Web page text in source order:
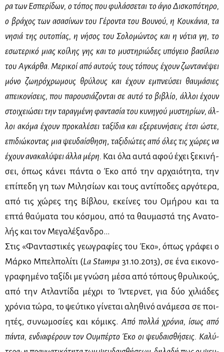
ρα των Εσπε­ρί­δων, ο τό­πος που φυ­λάσ­σε­ται το άγιο Δι­σκο­πό­τη­ρο,
ο βρά­χος των ασα­σί­νων του Γέ­ρο­ντα του Βου­νού, η Κου­κά­νια, τα
νη­σιά της ου­το­πί­ας, η νή­σος του Σο­λο­μώ­ντος και η νό­τια γη, το
εσω­τε­ρι­κό μιας κοί­λης γης και το μυ­στη­ριώ­δες υπό­γειο βα­σί­λειο
του Αγκάρ­θα. Με­ρι­κοί από αυ­τούς τους τό­πους έχουν ζω­ντα­νέ­ψει
μό­νο ζω­η­ρό­χρω­μους θρύ­λους και έχουν εμπνεύ­σει θαυ­μά­σιες
απει­κο­νί­σεις, που πα­ρου­σιά­ζο­νται σε αυ­τό το βι­βλίο, άλ­λοι έχουν
στοι­χειώ­σει την τα­ραγ­μέ­νη φα­ντα­σία του κυ­νη­γού μυ­στη­ρί­ων, άλ­
λοι ακό­μα έχουν προ­κα­λέ­σει τα­ξί­δια και εξε­ρευ­νή­σεις έτσι ώστε,
επι­διώ­κο­ντας μια ψευ­δαί­σθη­ση, τα­ξι­διώ­τες από όλες τις χώ­ρες να
έχουν ανα­κα­λύ­ψει άλ­λα μέ­ρη. Και όλα αυ­τά αφού έχει ξε­κι­νή­
σει, όπως κά­νει πά­ντα ο Έκο από την αρ­χαιό­τη­τα, την
επί­πε­δη γη των Μι­λη­σί­ων και τους αντί­πο­δες αρ­γό­τε­ρα,
από τις χώ­ρες της Βί­βλου, εκεί­νες του Ομή­ρου και τα
επτά θαύ­μα­τα του κό­σμου, από τα θαυ­μα­στά της Ανα­το­
λής και τον Με­γα­λέ­ξαν­δρο...
Στις «Φα­ντα­στι­κές γε­ω­γρα­φί­ες του Έκο», όπως γρά­φει ο
Μάρ­κο Μπελ­πο­λί­τι (La Stampa 31.10.2013), σε ένα ει­κο­νο­
γρα­φη­μέ­νο τα­ξί­δι με γνώ­ση μέ­σα από τό­πους θρυ­λι­κούς,
από την Ατλα­ντί­δα μέ­χρι το Ίντερ­νετ, για δύο χι­λιά­δες
χρό­νια τώ­ρα, το ψεύ­τι­κο γί­νε­ται αλη­θι­νό ανά­με­σα σε ποι­
η­τές, συ­νω­μο­σί­ες και κό­μικς. Από πολ­λά χρό­νια, ίσως από
πά­ντα, εν­δια­φέ­ρουν τον Ου­μπέρ­το Έκο οι ψευ­δαι­σθή­σεις. Κα­λύ­